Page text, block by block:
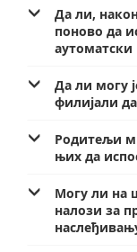
Да ли,
поново да
Да ли могу
филијали
Родитељи
њих да
Могу ли на
налози за